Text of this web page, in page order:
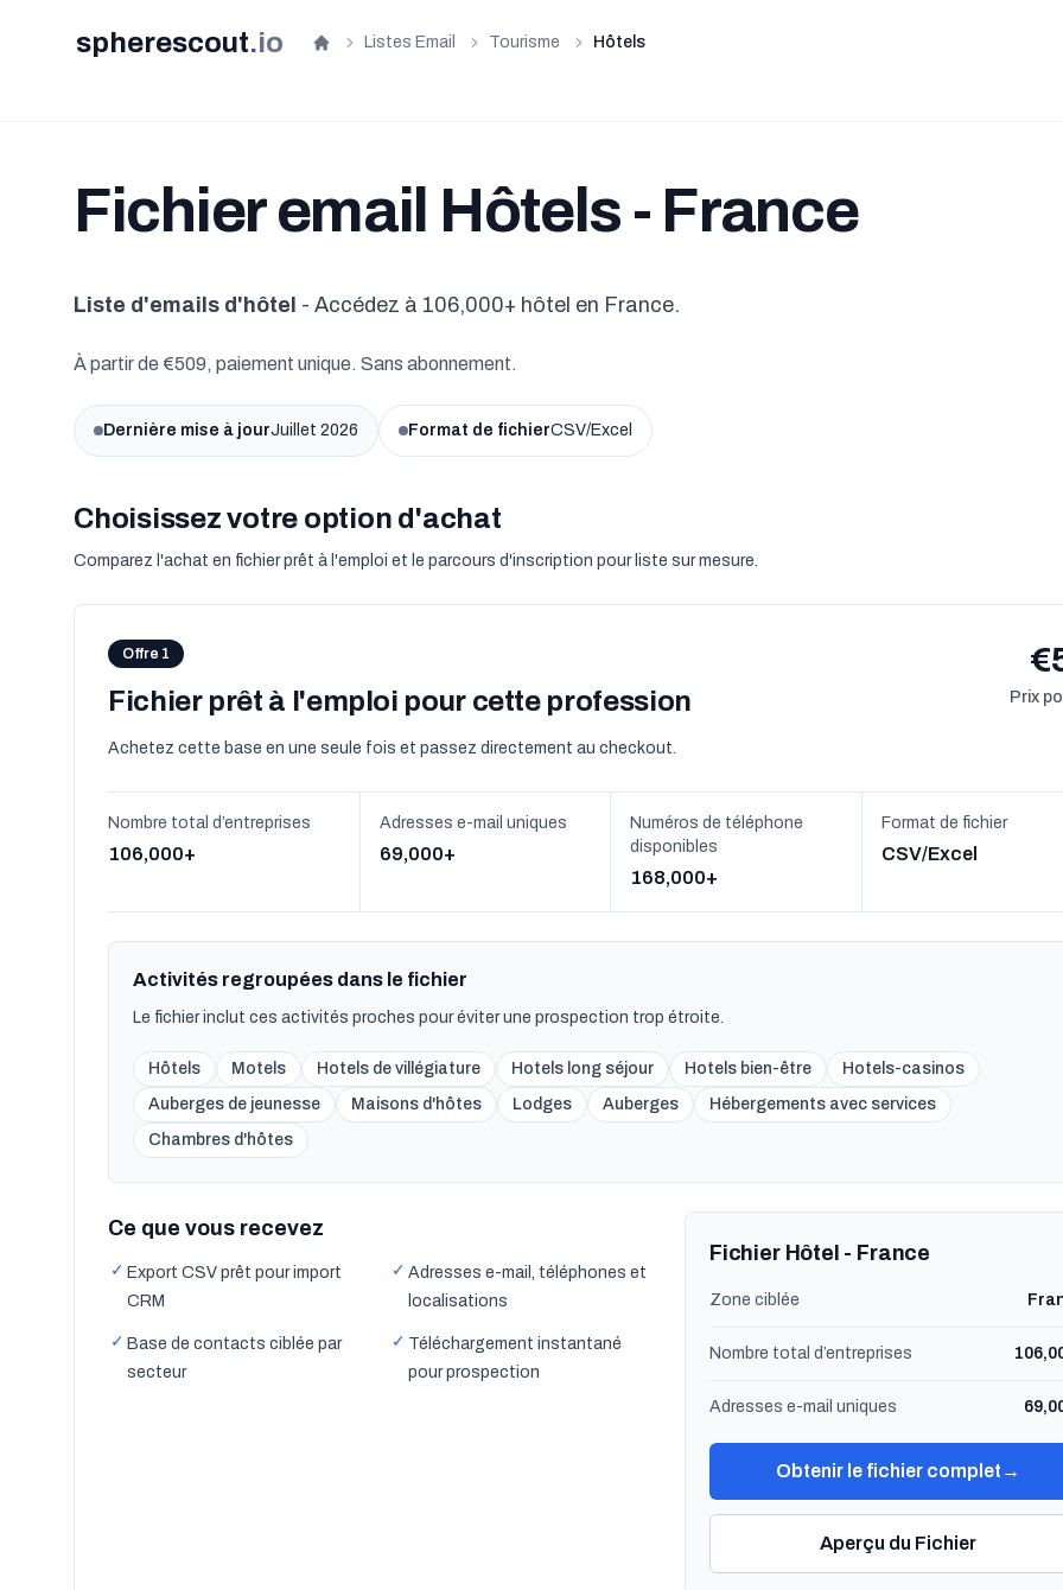
spherescout.io Accueil
Listes Email Tourisme Hôtels
Fichier email Hôtels - France
Liste d'emails d'hôtel - Accédez à 106,000+ hôtel en France.
À partir de €509, paiement unique. Sans abonnement.
Dernière mise à jourJuillet 2026 Format de fichierCSV/Excel
Choisissez votre option d'achat
Comparez l'achat en fichier prêt à l'emploi et le parcours d'inscription pour liste sur mesure.
Offre 1
Fichier prêt à l'emploi pour cette profession
Achetez cette base en une seule fois et passez directement au checkout.
Prix
Nombre total d’entreprises
106,000+
Adresses e-mail uniques
69,000+
Numéros de téléphone
disponibles
168,000+
Format de fichier
CSV/Excel
Activités regroupées dans le fichier
Le fichier inclut ces activités proches pour éviter une prospection trop étroite.
Hôtels Motels Hotels de villégiature Hotels long séjour Hotels bien-être
Hotels-casinos
Auberges de jeunesse
Maisons d'hôtes Lodges Auberges
Hébergements avec services
Chambres d'hôtes
Ce que vous recevez
✓ Export CSV prêt pour import
CRM
✓ Adresses e-mail, téléphones et
localisations
✓ Base de contacts ciblée par
secteur
✓ Téléchargement instantané
pour prospection
Fichier Hôtel - France
Zone ciblée
Nombre total d’entreprises
Adresses e-mail uniques
Obtenir le fichier complet →
Aperçu du Fichier